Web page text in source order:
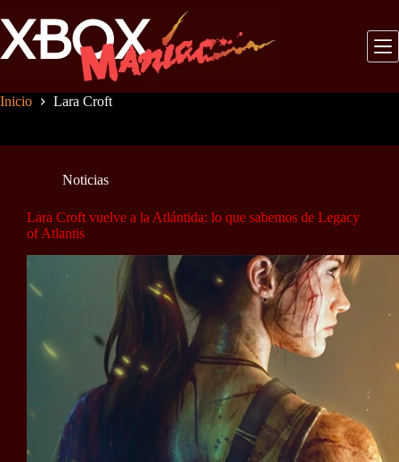
al
contenido
Inicio Lara Croft
Noticias
Lara Croft vuelve a la Atlántida: lo que sabemos de Legacy
of Atlantis